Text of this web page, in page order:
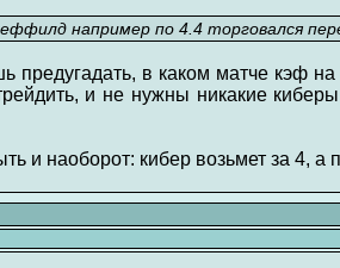
например по 4.4 торговался
предугадать, в каком матче кэф
и не нужны никакие
и наоборот: кибер возьмет за 4, а